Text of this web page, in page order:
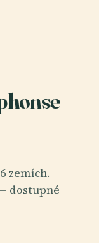
zemích.
dostupné